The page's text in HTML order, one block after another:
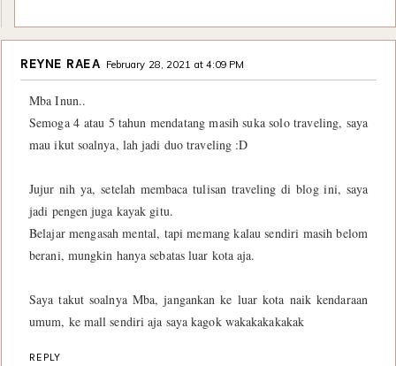
REYNE RAEA February 28, 2021 at 4:09 PM
Mba Inun..
Semoga 4 atau 5 tahun mendatang masih suka solo traveling, saya
mau ikut soalnya, lah jadi duo traveling :D
Jujur nih ya, setelah membaca tulisan traveling di blog ini, saya
jadi pengen juga kayak gitu.
Belajar mengasah mental, tapi memang kalau sendiri masih belom
berani, mungkin hanya sebatas luar kota aja.
Saya takut soalnya Mba, jangankan ke luar kota naik kendaraan
umum, ke mall sendiri aja saya kagok wakakakakakak
REPLY